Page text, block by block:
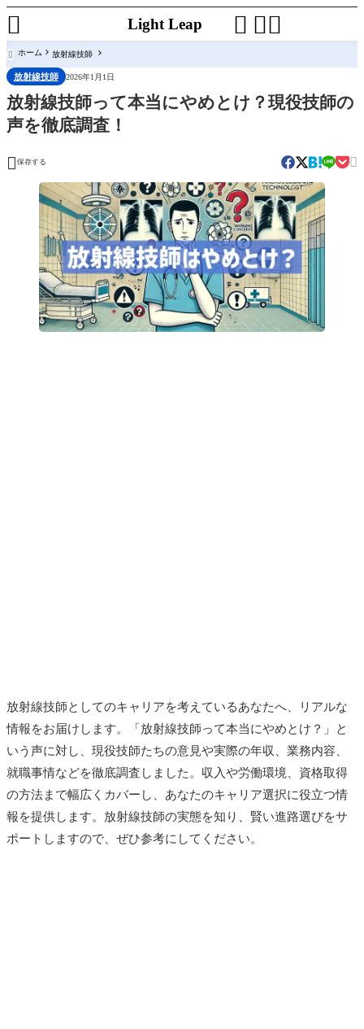
Light Leap  

 ホーム 放射線技師
放射線技師 2026年1月1日
放射線技師って本当にやめとけ？現役技師の
声を徹底調査！
 保存する 
放射線技師としてのキャリアを考えているあなたへ、リアルな
情報をお届けします。「放射線技師って本当にやめとけ？」と
いう声に対し、現役技師たちの意見や実際の年収、業務内容、
就職事情などを徹底調査しました。収入や労働環境、資格取得
の方法まで幅広くカバーし、あなたのキャリア選択に役立つ情
報を提供します。放射線技師の実態を知り、賢い進路選びをサ
ポートしますので、ぜひ参考にしてください。